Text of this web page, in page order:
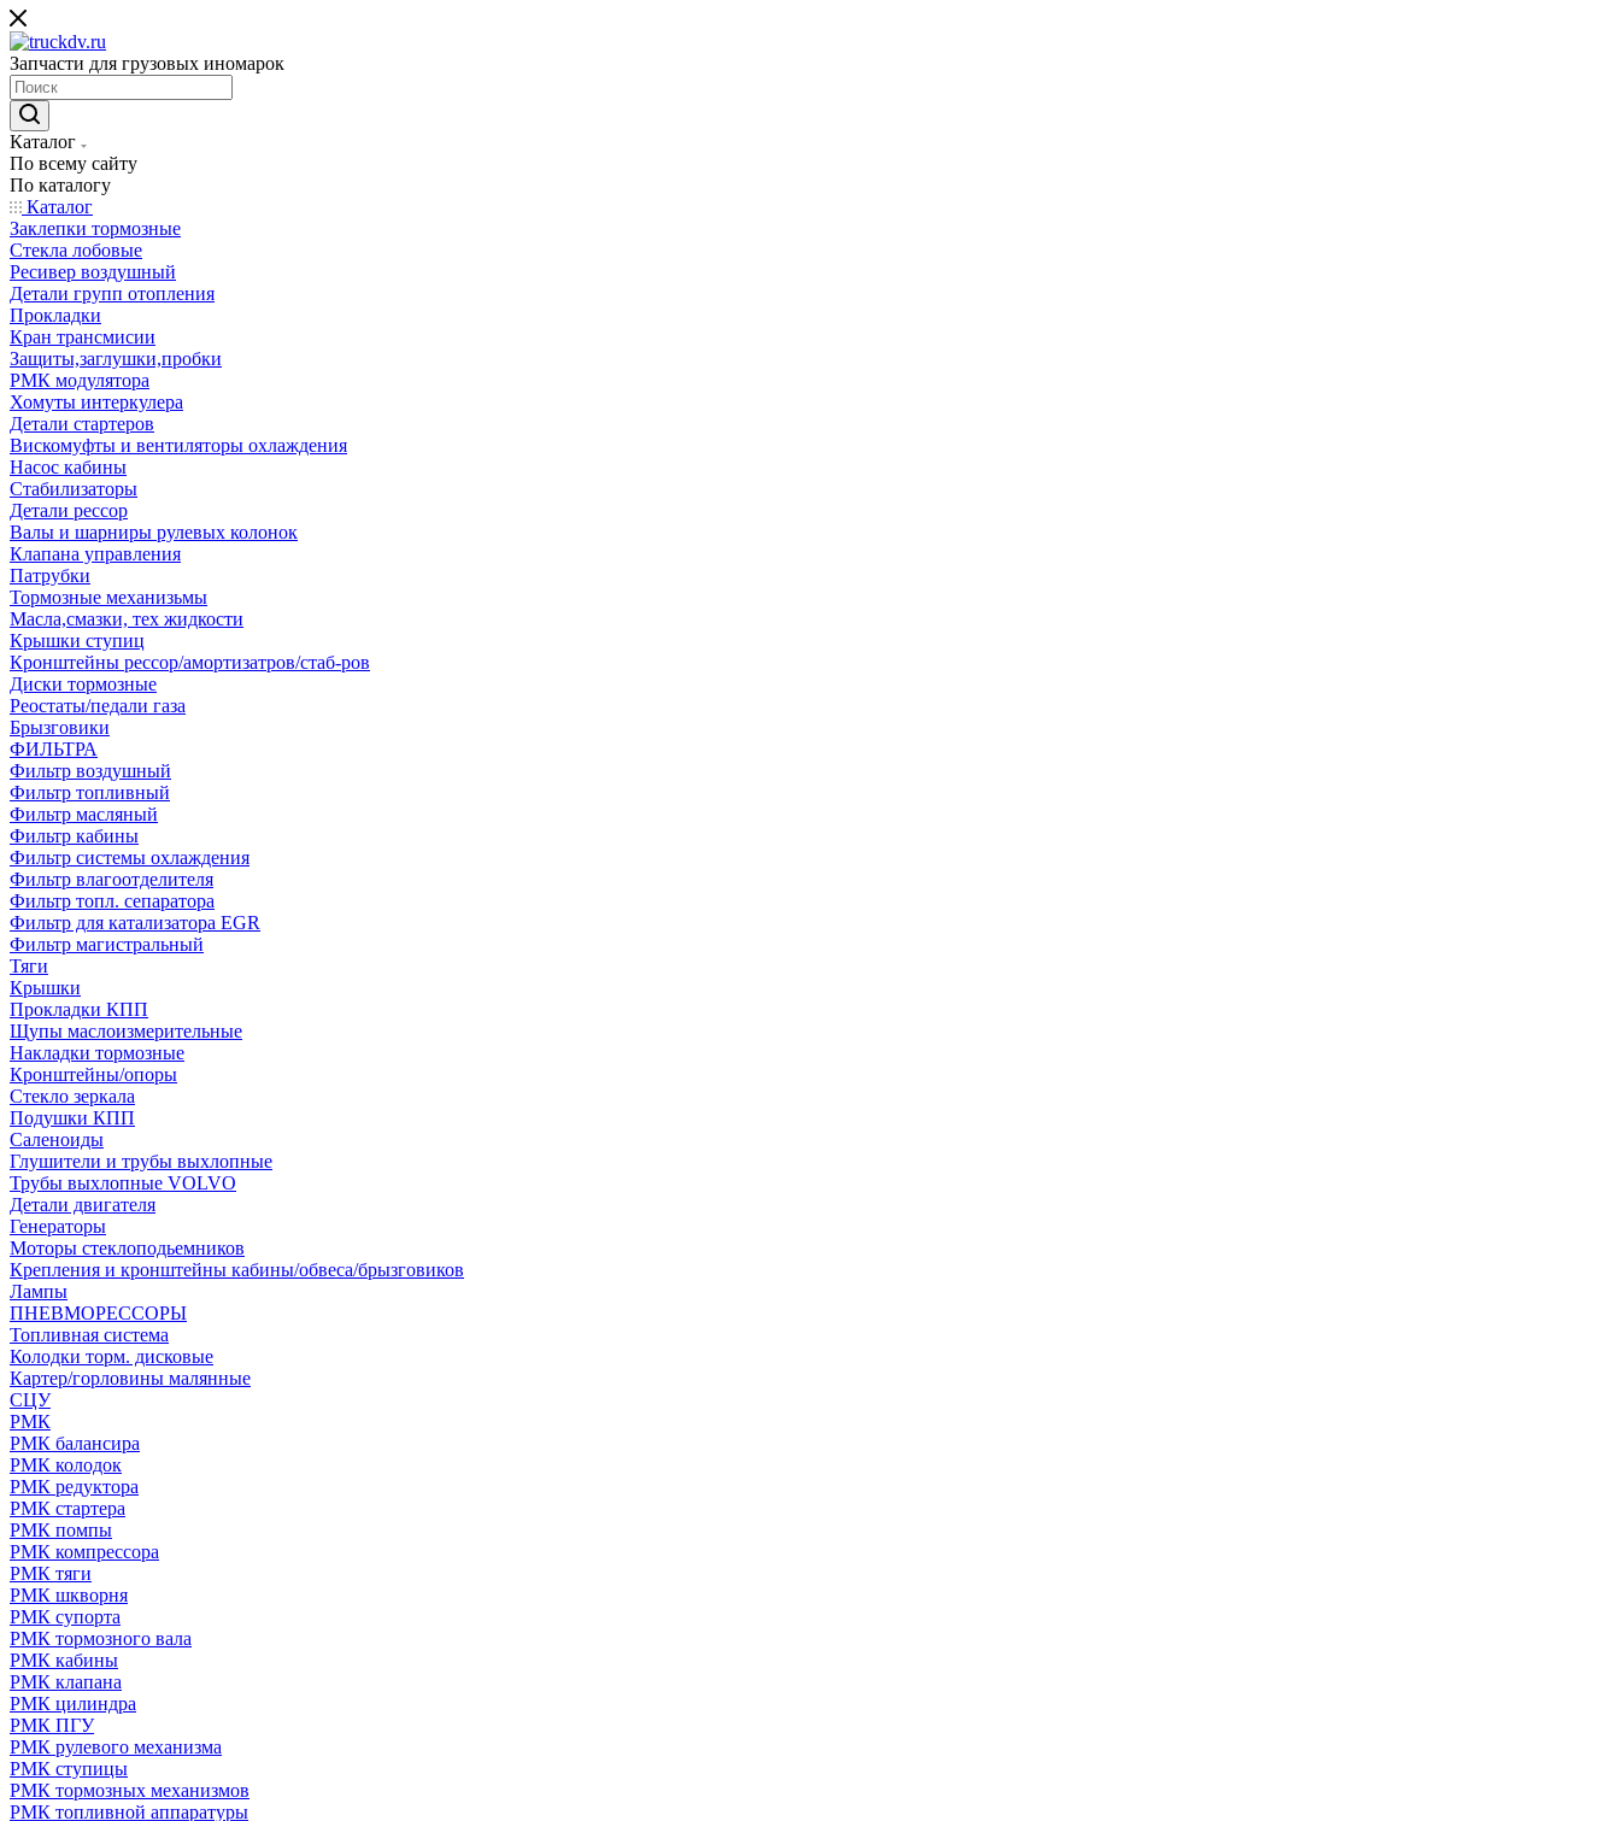
Запчасти для грузовых иномарок
Каталог
По всему сайту
По каталогу
Каталог
Заклепки тормозные
Стекла лобовые
Ресивер воздушный
Детали групп отопления
Прокладки
Кран трансмисии
Защиты,заглушки,пробки
РМК модулятора
Хомуты интеркулера
Детали стартеров
Вискомуфты и вентиляторы охлаждения
Насос кабины
Стабилизаторы
Детали рессор
Валы и шарниры рулевых колонок
Клапана управления
Патрубки
Тормозные механизьмы
Масла,смазки, тех жидкости
Крышки ступиц
Кронштейны рессор/амортизатров/стаб-ров
Диски тормозные
Реостаты/педали газа
Брызговики
ФИЛЬТРА
Фильтр воздушный
Фильтр топливный
Фильтр масляный
Фильтр кабины
Фильтр системы охлаждения
Фильтр влагоотделителя
Фильтр топл. сепаратора
Фильтр для катализатора EGR
Фильтр магистральный
Тяги
Крышки
Прокладки КПП
Щупы маслоизмерительные
Накладки тормозные
Кронштейны/опоры
Стекло зеркала
Подушки КПП
Саленоиды
Глушители и трубы выхлопные
Трубы выхлопные VOLVO
Детали двигателя
Генераторы
Моторы стеклоподьемников
Крепления и кронштейны кабины/обвеса/брызговиков
Лампы
ПНЕВМОРЕССОРЫ
Топливная система
Колодки торм. дисковые
Картер/горловины малянные
СЦУ
РМК
РМК балансира
РМК колодок
РМК редуктора
РМК стартера
РМК помпы
РМК компрессора
РМК тяги
РМК шкворня
РМК супорта
РМК тормозного вала
РМК кабины
РМК клапана
РМК цилиндра
РМК ПГУ
РМК рулевого механизма
РМК ступицы
РМК тормозных механизмов
РМК топливной аппаратуры